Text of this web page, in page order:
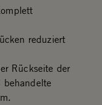
reduziert
Rückseite der
behandelte